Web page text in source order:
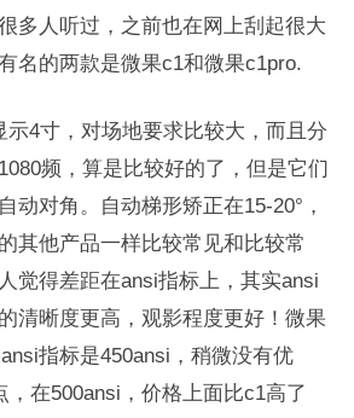
多人听过，之前也在网上刮起很大
名的两款是微果c1和微果c1pro.
示4寸，对场地要求比较大，而且分
频，算是比较好的了，但是它们
动对角。自动梯形矫正在15-20°，
其他产品一样比较常见和比较常
觉得差距在ansi指标上，其实ansi
清晰度更高，观影程度更好！微果
指标是450ansi，稍微没有优
，在500ansi，价格上面比c1高了